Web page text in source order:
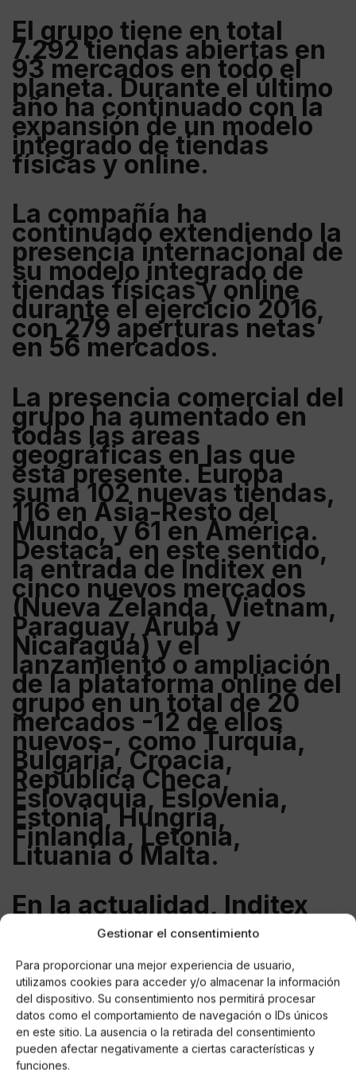
Gestionar el consentimiento
Para proporcionar una mejor experiencia de usuario,
utilizamos cookies para acceder y/o almacenar la información
del dispositivo. Su consentimiento nos permitirá procesar
datos como el comportamiento de navegación o IDs únicos
en este sitio. La ausencia o la retirada del consentimiento
pueden afectar negativamente a ciertas características y
funciones.
El grupo tiene en total
7.292 tiendas abiertas en
93 mercados en todo el
planeta. Durante el último
año ha continuado con la
expansión de un modelo
integrado de tiendas
físicas y online.
La compañía ha
continuado extendiendo la
presencia internacional de
su modelo integrado de
tiendas físicas y online
durante el ejercicio 2016,
con279 aperturas netas
en 56 mercados.
La presencia comercial del
grupo ha aumentado en
todas las áreas
geográficas en las que
está presente.Europa
suma 102 nuevas tiendas,
116 enAsia-Resto del
Mundo, y 61 enAmérica.
Destaca, en este sentido,
la entrada deInditexen
cinco nuevos mercados
(Nueva Zelanda,Vietnam,
Paraguay,Aruba y
Nicaragua) y el
lanzamiento o ampliación
de la plataforma online del
grupo en un total de 20
mercados -12 de ellos
nuevos-, comoTurquía,
Bulgaria, Croacia,
República Checa,
Eslovaquia,Eslovenia,
Estonia,Hungría,
Finlandia,Letonia,
Lituaniao Malta.
En la actualidad, Inditex
dispone de plataforma de
venta online en un total de
43 países, tras el
lanzamiento de la tienda
online deZaraen
SingapuryMalasiael
pasado 1 de marzo. Por
cadenas,Zaraincorpora